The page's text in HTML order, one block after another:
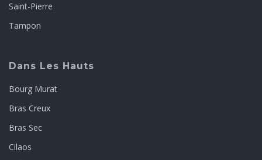
Saint-Pierre
Tampon
Dans Les Hauts
Bourg Murat
Bras Creux
Bras Sec
Cilaos